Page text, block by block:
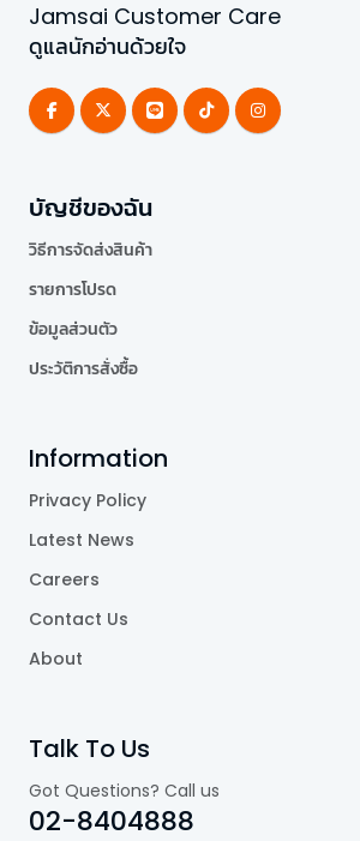
Jamsai Customer Care
ดูแลนักอ่านด้วยใจ
บัญชีของฉัน
วิธีการจัดส่งสินค้า
รายการโปรด
ข้อมูลส่วนตัว
ประวัติการสั่งซื้อ
Information
Privacy Policy
Latest News
Careers
Contact Us
About
Talk To Us
Got Questions? Call us
02-8404888